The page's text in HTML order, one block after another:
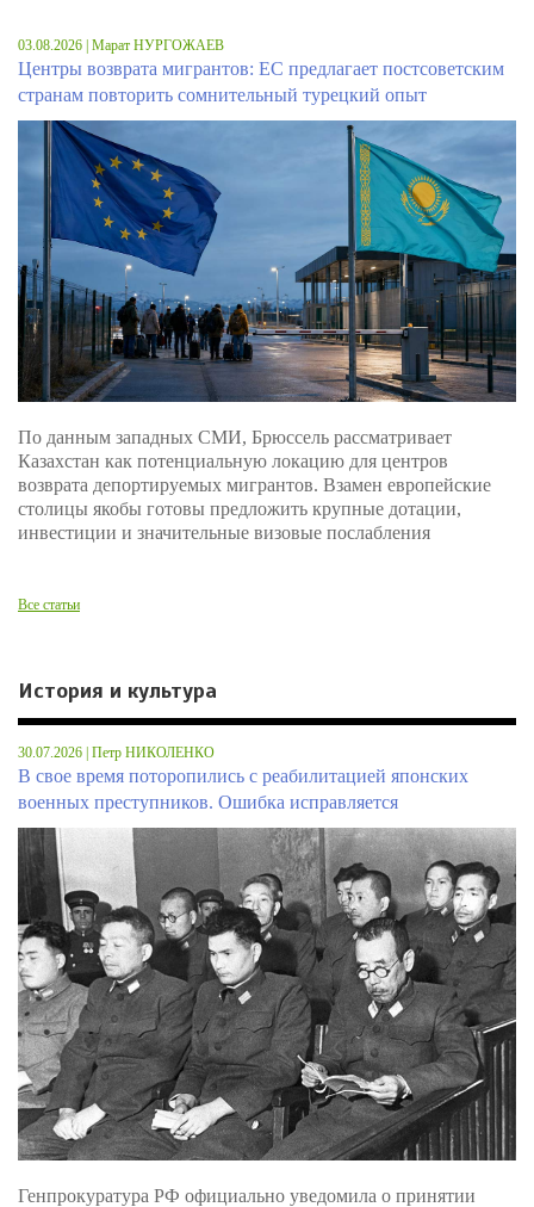
03.08.2026 | Марат НУРГОЖАЕВ
Центры возврата мигрантов: ЕС предлагает постсоветским
странам повторить сомнительный турецкий опыт
По данным западных СМИ, Брюссель рассматривает
Казахстан как потенциальную локацию для центров
возврата депортируемых мигрантов. Взамен европейские
столицы якобы готовы предложить крупные дотации,
инвестиции и значительные визовые послабления
Все статьи
История и культура
30.07.2026 | Петр НИКОЛЕНКО
В свое время поторопились с реабилитацией японских
военных преступников. Ошибка исправляется
Генпрокуратура РФ официально уведомила о принятии